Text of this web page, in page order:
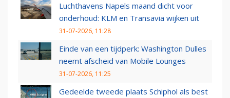
Luchthavens Napels maand dicht voor
onderhoud: KLM en Transavia wijken uit
31-07-2026, 11:28
Einde van een tijdperk: Washington Dulles
neemt afscheid van Mobile Lounges
31-07-2026, 11:25
Gedeelde tweede plaats Schiphol als best